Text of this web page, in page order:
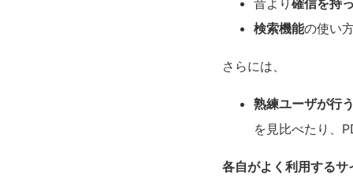
昔より 確信を持
検索機能の使い
さらには、
熟練ユーザが行
を見比べたり、
各自がよく利用する